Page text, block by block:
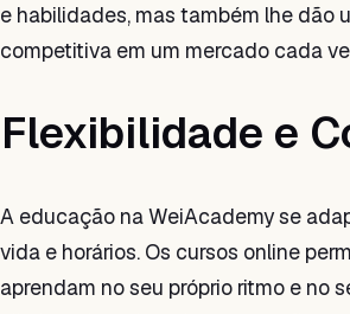
e habilidades, mas também lhe dão
competitiva em um mercado cada
Flexibilidade e
A educação na WeiAcademy se
vida e horários. Os cursos online
aprendam no seu próprio ritmo e no